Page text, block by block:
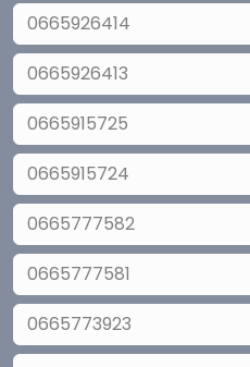
0665926414
0665926413
0665915725
0665915724
0665777582
0665777581
0665773923